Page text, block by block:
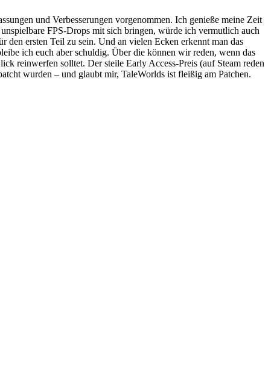
und Verbesserungen vorgenommen. Ich genieße meine Zeit
FPS-Drops mit sich bringen, würde ich vermutlich auch
den ersten Teil zu sein. Und an vielen Ecken erkennt man das
ich euch aber schuldig. Über die können wir reden, wenn das
reinwerfen solltet. Der steile Early Access-Preis (auf Steam reden
wurden – und glaubt mir, TaleWorlds ist fleißig am Patchen.